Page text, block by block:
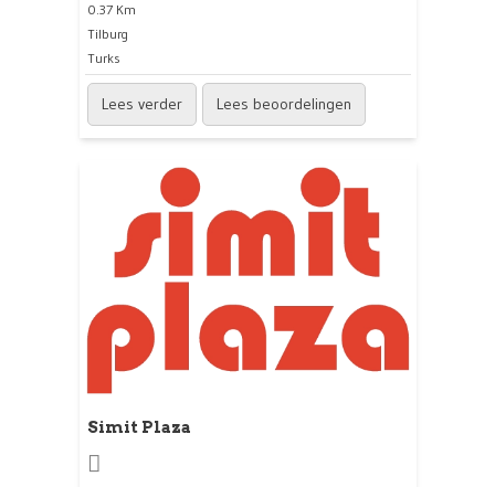
0.37 Km
Tilburg
Turks
Lees verder Lees beoordelingen
Simit Plaza